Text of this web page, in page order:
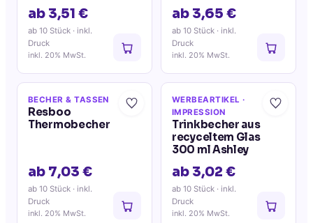
ab 3,51 €
ab 10 Stück · inkl.
Druck
inkl. 20% MwSt.
ab 3,65 €
ab 10 Stück · inkl.
Druck
inkl. 20% MwSt.
BECHER & TASSEN
Resboo
Thermobecher
ab 7,03 €
ab 10 Stück · inkl.
Druck
inkl. 20% MwSt.
WERBEARTIKEL ·
IMPRESSION
Trinkbecher aus
recyceltem Glas
300 ml Ashley
ab 3,02 €
ab 10 Stück · inkl.
Druck
inkl. 20% MwSt.